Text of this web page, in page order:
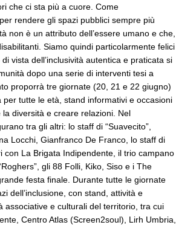
che ci sta più a cuore. Come
rendere gli spazi pubblici sempre più
non è un attributo dell’essere umano e che,
Siamo quindi particolarmente felici
vista dell’inclusività autentica e praticata si
dopo una serie di interventi tesi a
proporrà tre giornate (20, 21 e 22 giugno)
tutte le età, stand informativi e occasioni
diversità e creare relazioni. Nel
tra gli altri: lo staff di “Suavecito”,
Locchi, Gianfranco De Franco, lo staff di
con La Brigata Indipendente, il trio campano
gli 88 Folli, Kiko, Siso e i The
festa finale. Durante tutte le giornate
dell’inclusione, con stand, attività e
associative e culturali del territorio, tra cui
Centro Atlas (Screen2soul), Lirh Umbria,